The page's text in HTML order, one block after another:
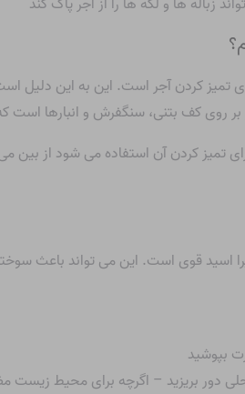
تمیز کردن آجر است. این به این
روی کف بتنی، سنگفرش و انبارها است
تمیز کردن آن استفاده می شود از
اسید قوی است. این می تواند باعث
بپوشید